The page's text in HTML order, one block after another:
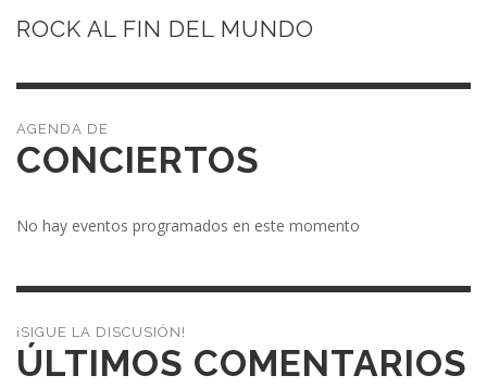
ROCK AL FIN DEL MUNDO
CONCIERTOS
No hay eventos programados en este momento
¡SIGUE LA DISCUSIÓN!
ÚLTIMOS COMENTARIOS